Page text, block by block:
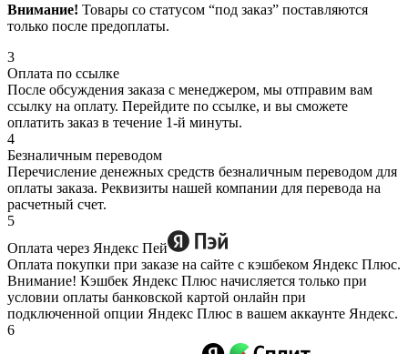
Внимание! Товары со статусом “под заказ” поставляются
только после предоплаты.
3
Оплата по ссылке
После обсуждения заказа с менеджером, мы отправим вам
ссылку на оплату. Перейдите по ссылке, и вы сможете
оплатить заказ в течение 1-й минуты.
4
Безналичным переводом
Перечисление денежных средств безналичным переводом для
оплаты заказа. Реквизиты нашей компании для перевода на
расчетный счет.
5
Оплата через Яндекс Пей
Оплата покупки при заказе на сайте с кэшбеком Яндекс Плюс.
Внимание! Кэшбек Яндекс Плюс начисляется только при
условии оплаты банковской картой онлайн при
подключенной опции Яндекс Плюс в вашем аккаунте Яндекс.
6